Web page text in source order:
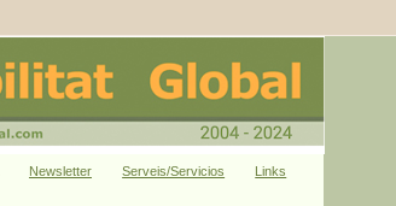
Newsletter Serveis/Servicios Links